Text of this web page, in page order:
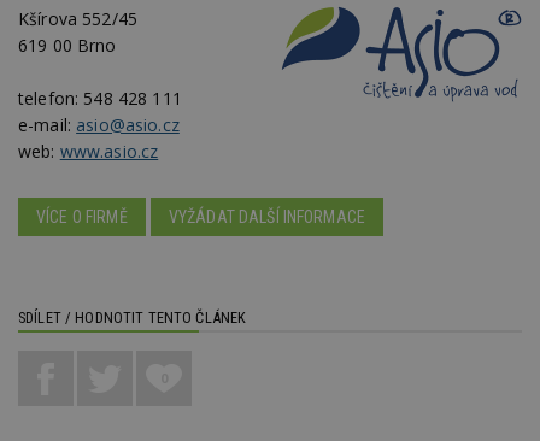
Kšírova 552/45
619 00 Brno
telefon: 548 428 111
e-mail: asio@asio.cz
web: www.asio.cz
VÍCE O FIRMĚ VYŽÁDAT DALŠÍ INFORMACE
SDÍLET / HODNOTIT TENTO ČLÁNEK